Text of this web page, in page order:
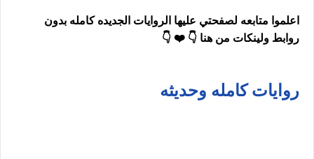
اعلموا متابعه لصفحتي عليها الروايات الجديده كامله بدون
روابط ولينكات من هنا 👇 ❤️ 👇
روايات كامله وحديثه